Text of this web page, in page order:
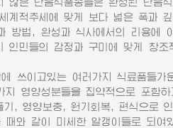
은 단음식품종들은 완성된 단음식
적추세에 맞게 보다 넓은 폭과 깊
법, 완성과 식사에서의 리용에
인민들의 감정과 구미에 맞게 창
쓰이고있는 여러가지 식료품들가
지 영양성분들을 집약적으로 포함
기, 영양보충, 원기회복, 편식으로
와 같이 미세한 알갱이들로 되여